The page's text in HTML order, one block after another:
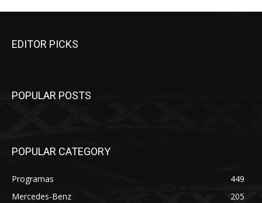
EDITOR PICKS
POPULAR POSTS
POPULAR CATEGORY
Programas
449
Mercedes-Benz
205